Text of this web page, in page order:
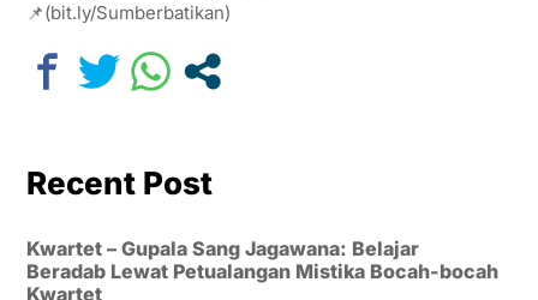
📌(bit.ly/Sumberbatikan)
Recent Post
Kwartet – Gupala Sang Jagawana: Belajar
Beradab Lewat Petualangan Mistika Bocah-bocah
Kwartet